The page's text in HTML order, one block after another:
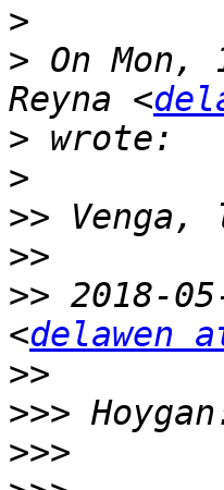
>
> On
Reyna <
>
>
>>
>>
>> 2018-
<delawen
>>
>>>
>>>